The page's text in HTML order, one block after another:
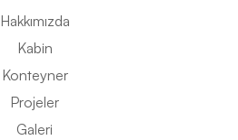
Hakkımızda
Kabin
Konteyner
Projeler
Galeri